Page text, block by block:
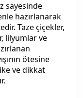
sayesinde
hazırlanarak
Taze çiçekler,
lilyumlar ve
ötesine
ve dikkat